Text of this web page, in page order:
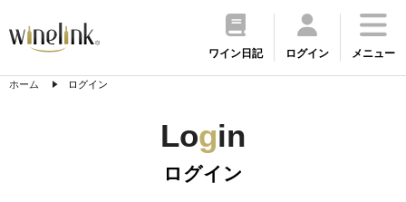
ワイン日記 ログイン メニュー
ホーム ログイン
Login
ログイン